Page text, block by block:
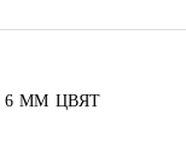
ММ ЦВЯТ